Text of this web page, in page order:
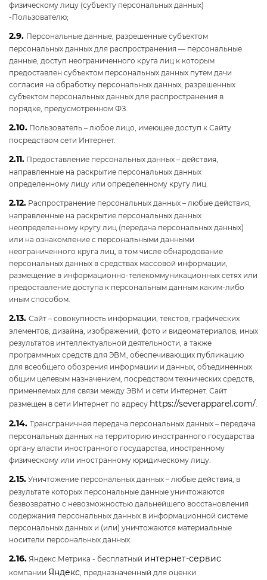
физическому лицу (субъекту персональных данных)
-Пользователю;
2.9. Персональные данные, разрешенные субъектом
персональных данных для распространения — персональные
данные, доступ неограниченного круга лиц к которым
предоставлен субъектом персональных данных путем дачи
согласия на обработку персональных данных, разрешенных
субъектом персональных данных для распространения в
порядке, предусмотренном ФЗ.
2.10. Пользователь – любое лицо, имеющее доступ к Сайту
посредством сети Интернет.
2.11. Предоставление персональных данных – действия,
направленные на раскрытие персональных данных
определенному лицу или определенному кругу лиц.
2.12. Распространение персональных данных – любые действия,
направленные на раскрытие персональных данных
неопределенному кругу лиц (передача персональных данных)
или на ознакомление с персональными данными
неограниченного круга лиц, в том числе обнародование
персональных данных в средствах массовой информации,
размещение в информационно-телекоммуникационных сетях или
предоставление доступа к персональным данным каким-либо
иным способом.
2.13. Сайт – совокупность информации, текстов, графических
элементов, дизайна, изображений, фото и видеоматериалов, иных
результатов интеллектуальной деятельности, а также
программных средств для ЭВМ, обеспечивающих публикацию
для всеобщего обозрения информации и данных, объединенных
общим целевым назначением, посредством технических средств,
применяемых для связи между ЭВМ и сети Интернет. Сайт
размещен в сети Интернет по адресу https://severapparel.com/.
2.14. Трансграничная передача персональных данных – передача
персональных данных на территорию иностранного государства
органу власти иностранного государства, иностранному
физическому или иностранному юридическому лицу.
2.15. Уничтожение персональных данных – любые действия, в
результате которых персональные данные уничтожаются
безвозвратно с невозможностью дальнейшего восстановления
содержания персональных данных в информационной системе
персональных данных и (или) уничтожаются материальные
носители персональных данных.
2.16. Яндекс.Метрика - бесплатный интернет-сервис
компании Яндекс, предназначенный для оценки